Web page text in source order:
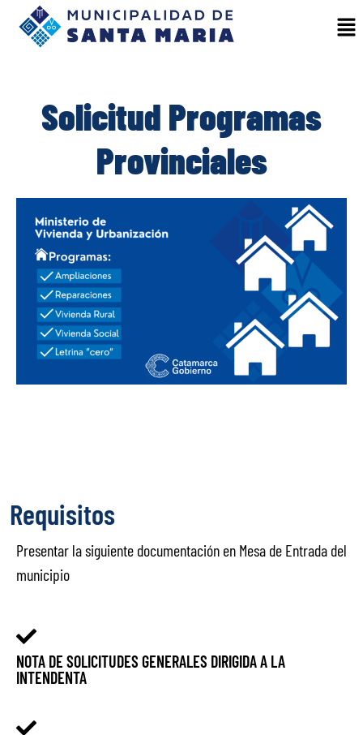
Solicitud Programas
Provinciales
Requisitos
Presentar la siguiente documentación en Mesa de Entrada del
municipio
NOTA DE SOLICITUDES GENERALES DIRIGIDA A LA
INTENDENTA